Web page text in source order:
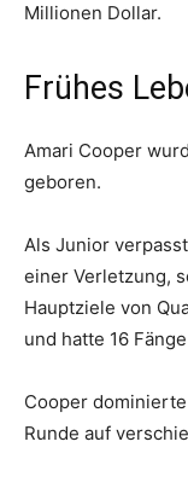
Millionen Dollar.
Frühes
Amari Cooper
geboren.
Als Junior
einer Verletzung,
Hauptziele von
und hatte 16
Cooper
Runde auf